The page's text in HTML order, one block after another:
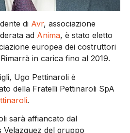
di Avr, associazione
ad Anima, è stato eletto
europea dei costruttori
in carica fino al 2019.
Ugo Pettinaroli è
della Fratelli Pettinaroli SpA
.
sarà affiancato dal
Velazquez del gruppo